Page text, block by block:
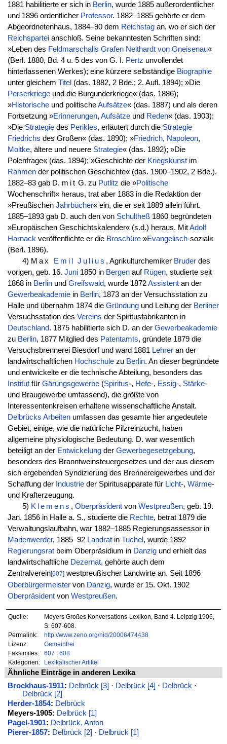
1881 habilitierte er sich in Berlin, wurde 1885 außerordentlicher
und 1896 ordentlicher Professor. 1882–1885 gehörte er dem
Abgeordnetenhaus, 1884–90 dem Reichstagan, wo er sich der
Reichsparteianschloß. Seine bekanntesten Schriften sind:
»Leben des Feldmarschalls Grafen Neithardt von Gneisenau«
(Berl. 1880, Bd. 4 u. 5 des von G. I. Pertz unvollendet
hinterlassenen Werkes); eine kürzere selbständige Biographie
unter gleichem Titel (das. 1882, 2 Bde.; 2. Aufl. 1894); »Die
Perserkriegeund die Burgunderkriege« (das. 1886);
»Historischeund politischeAufsätze« (das. 1887) und als deren
Fortsetzung »Erinnerungen, Aufsätzeund Reden« (das. 1903);
»Die Strategiedes Perikles, erläutert durch die Strategie
Friedrichs des Großen« (das. 1890); »Friedrich, Napoleon,
Moltke, ältere und neuere Strategie« (das. 1892); »Die
Polenfrage« (das. 1894); »Geschichte der Kriegskunstim
Rahmender politischen Geschichte« (das. 1900–1902, 2 Bde.).
1882–83 gab D. mit G. zu Putlitz die »Politische
Wochenschrift« heraus, trat aber 1883 in die Redaktion der
»Preußischen Jahrbücher« ein, die er seit 1889 allein führt.
1885–1893 gab D. auch den von Schultheß1860 begründeten
»Europäischen Geschichtskalender« (s.d.) heraus. MitAdolf
Harnackveröffentlichte er die Broschüre»Evangelisch-sozial«
(Berl. 1896).
4) Max Emil Julius , Agrikulturchemiker Bruder des
vorigen, geb. 16. Juni1850 in Bergenauf Rügen, studierte seit
1868 in Berlinund Greifswald, wurde 1872Assistentan der
Gewerbeakademiein Berlin, 1873 an der Versuchsstation zu
Halle und übernahm 1874 die Gründungund Leitung der Berliner
Versuchsstation des Vereins der Spiritusfabrikanten in
Deutschland. 1875 habilitierte sich D. an der Gewerbeakademie
zu Berlin, 1877 Mitglied des Patentamts, gründete 1879 die
Versuchsbrennerei Biesdorf und ward 1881 Lehreran der
landwirtschaftlichen Hochschulezu Berlin. An dieser begründete
und entwickelte er die technische Abteilung, besonders das
Institutfür Gärungsgewerbe(Spiritus-, Hefe-, Essig-, Stärke-
und Braugewerbe umfassend), die größte von
Interessentenkreisen erhaltene wissenschaftliche Anstalt.
Delbrücks Arbeitenumfassen das gesamte hier angedeutete
Gebiet, einige, wie die natürliche Pilzreinzucht, haben
allgemeine physiologische Bedeutung. D. war wesentlich
beteiligt an der Entwickelungder Gewerbegesetzgebung,
besonders des Branntweinsteuergesetzes und der aus diesem
sich ergebenden Syndizierung des Brennereigewerbes und der
Schaffung der Industrieder Spiritusapparate für Licht-, Wärme-
und Krafterzeugung.
5) Klemens , Oberpräsidentvon Westpreußen, geb. 19.
Jan. 1856 in Halle a. S., studierte die Rechte, betrat 1879 die
Verwaltungslaufbahn, war 1882–1885 Regierungsassessor in
Marienwerder, 1885–92 Landratin Tuchel , wurde 1892
Regierungsratbeim Oberpräsidium in Danzigund erhielt das
landwirtschaftliche Dezernat, gehörte auch dem
Zentralverein[607]westpreußischer Landwirte an. Seit 1896
Oberbürgermeistervon Danzig, wurde er 15. Okt. 1902
Oberpräsidentvon Westpreußen.
Quelle:
Meyers Großes Konversations-Lexikon, Band 4. Leipzig 1906,
S. 607-608.
Permalink:
http://www.zeno.org/nid/20006474438
Lizenz:
Gemeinfrei
Faksimiles:
607 | 608
Kategorien:
Lexikalischer Artikel
Ähnliche Einträge in anderen Lexika
Brockhaus-1911: Delbrück [3] · Delbrück [4] · Delbrück ·
Delbrück [2]
Herder-1854: Delbrück
Meyers-1905: Delbrück [1]
Pagel-1901: Delbrück, Anton
Pierer-1857: Delbrück [2] · Delbrück [1]